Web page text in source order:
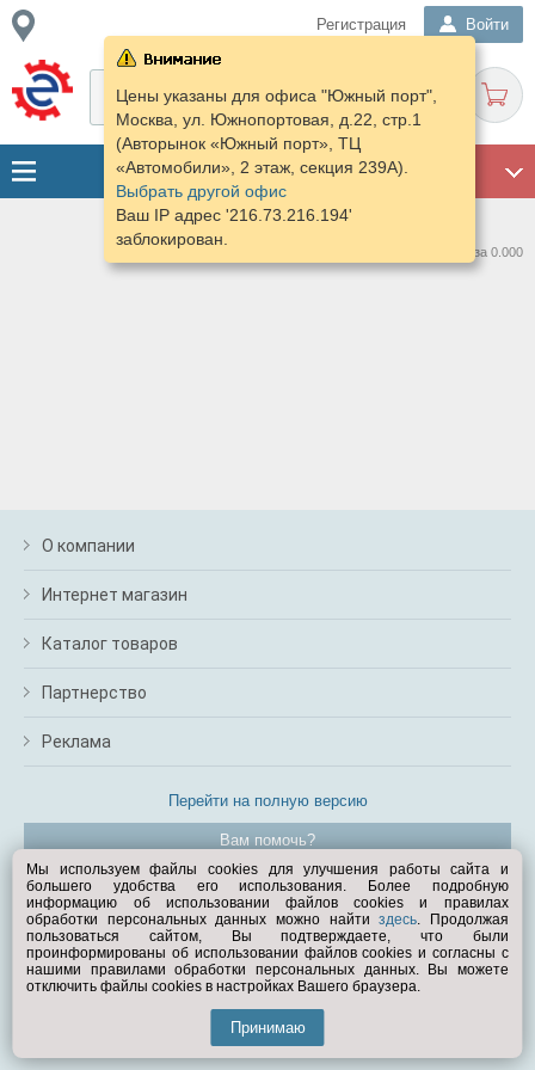
Регистрация Войти
Цены указаны для офиса "Южный порт",
Москва, ул. Южнопортовая, д.22, стр.1
(Авторынок «Южный порт», ТЦ
«Автомобили», 2 этаж, секция 239А).
Выбрать другой офис
Ваш IP адрес '216.73.216.194'
заблокирован.
Нашлось предложений: 0 за 0.000
О компании
Интернет магазин
Каталог товаров
Партнерство
Реклама
Перейти на полную версию
Вам помочь?
© Exist.ru 1998—2026
Мы используем файлы cookies для улучшения работы сайта и
большего удобства его использования. Более подробную
информацию об использовании файлов cookies и правилах
обработки персональных данных можно найтиздесь. Продолжая
пользоваться сайтом, Вы подтверждаете, что были
проинформированы об использовании файлов cookies и согласны с
нашими правилами обработки персональных данных. Вы можете
отключить файлы cookies в настройках Вашего браузера.
Принимаю